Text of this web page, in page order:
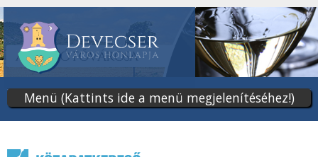
tartalomra
Menü (Kattints ide a menü megjelenítéséhez!)